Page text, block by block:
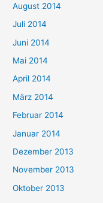
August 2014
Juli 2014
Juni 2014
Mai 2014
April 2014
März 2014
Februar 2014
Januar 2014
Dezember 2013
November 2013
Oktober 2013